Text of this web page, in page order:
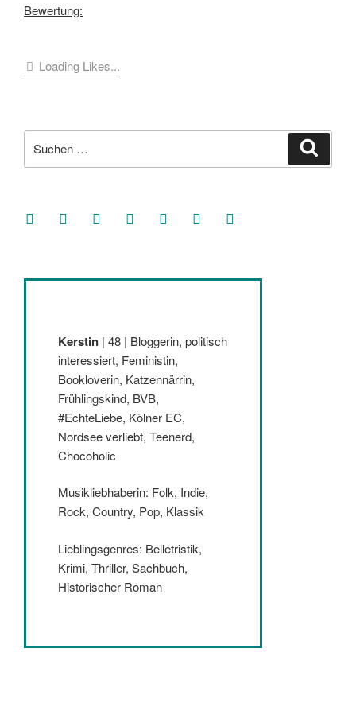
Bewertung:
Loading Likes...
nach:
facebooksoundcloud
twitter mastodoninstagramthreads goodreads
Kerstin | 48 | Bloggerin, politisch
interessiert, Feministin,
Bookloverin, Katzennärrin,
Frühlingskind, BVB,
#EchteLiebe, Kölner EC,
Nordsee verliebt, Teenerd,
Chocoholic
Musikliebhaberin: Folk, Indie,
Rock, Country, Pop, Klassik
Lieblingsgenres: Belletristik,
Krimi, Thriller, Sachbuch,
Historischer Roman